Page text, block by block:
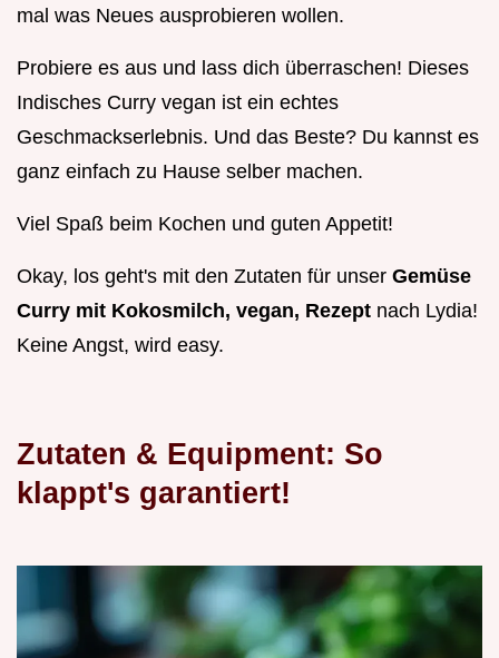
mal was Neues ausprobieren wollen.
Probiere es aus und lass dich überraschen! Dieses
Indisches Curry vegan ist ein echtes
Geschmackserlebnis. Und das Beste? Du kannst es
ganz einfach zu Hause selber machen.
Viel Spaß beim Kochen und guten Appetit!
Okay, los geht's mit den Zutaten für unser Gemüse
Curry mit Kokosmilch, vegan, Rezept nach Lydia!
Keine Angst, wird easy.
Zutaten & Equipment: So
klappt's garantiert!